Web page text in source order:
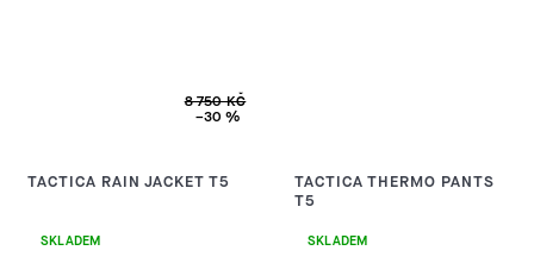
8 750 KČ
–30 %
TACTICA RAIN JACKET T5
SKLADEM
TACTICA THERMO PANTS
T5
SKLADEM